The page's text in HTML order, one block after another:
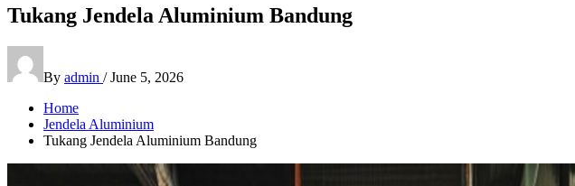
Tukang Jendela Aluminium Bandung
By admin /June 5, 2026
Home
Jendela Aluminium
Tukang Jendela Aluminium Bandung